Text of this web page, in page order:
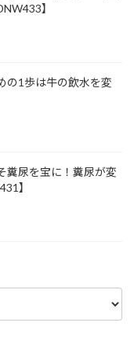
】
の1歩は牛の飲水を変
糞尿を宝に！糞尿が変
】